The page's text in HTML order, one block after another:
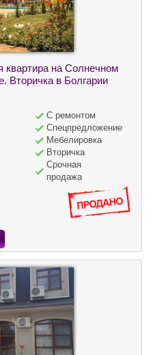
квартира на Солнечном
Вторичка в Болгарии
С ремонтом
Спецпредложение
Мебелировка
Вторичка
Срочная
продажа